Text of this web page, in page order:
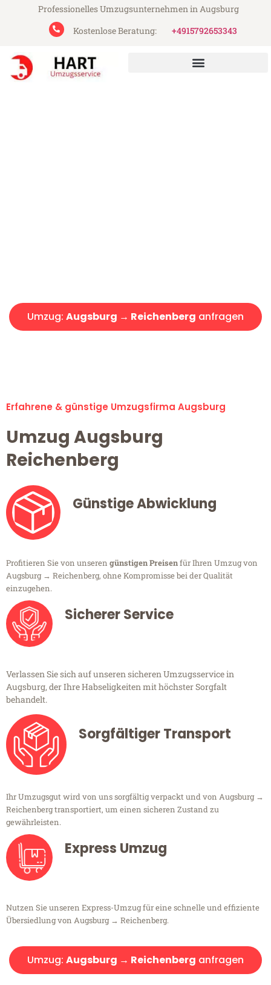
Professionelles Umzugsunternehmen in Augsburg
Kostenlose Beratung:
+4915792653343
Umzug: Augsburg → Reichenberg anfragen
Erfahrene & günstige Umzugsfirma Augsburg
Umzug Augsburg
Reichenberg
Günstige Abwicklung
Profitieren Sie von unseren günstigen Preisenfür Ihren Umzug von
Augsburg → Reichenberg, ohne Kompromisse bei der Qualität
einzugehen.
Sicherer Service
Verlassen Sie sich auf unseren sicheren Umzugsservice in
Augsburg, der Ihre Habseligkeiten mit höchster Sorgfalt
behandelt.
Sorgfältiger Transport
Ihr Umzugsgut wird von uns sorgfältig verpackt und von Augsburg →
Reichenberg transportiert, um einen sicheren Zustand zu
gewährleisten.
Express Umzug
Nutzen Sie unseren Express-Umzug für eine schnelle und effiziente
Übersiedlung von Augsburg → Reichenberg.
Umzug: Augsburg → Reichenberg anfragen